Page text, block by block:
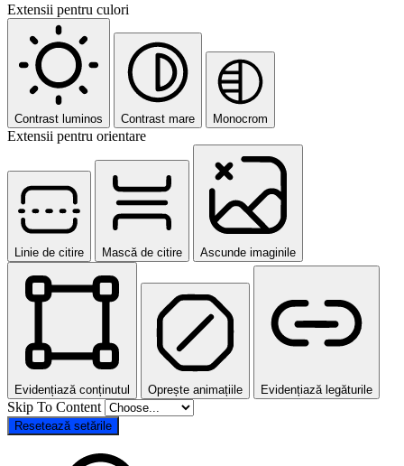
Extensii pentru culori
Contrast luminos Contrast mare Monocrom
Extensii pentru orientare
Linie de citire Mască de citire Ascunde imaginile
Evidențiază conținutul Oprește animațiile Evidențiază legăturile
Skip To Content
Resetează setările